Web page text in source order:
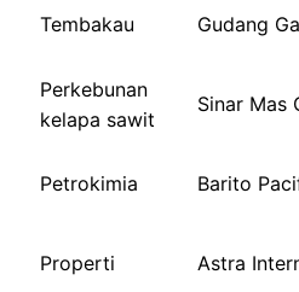
Tembakau Gudang
Perkebunan
kelapa sawit
Sinar Mas
Petrokimia Barito
Properti Astra